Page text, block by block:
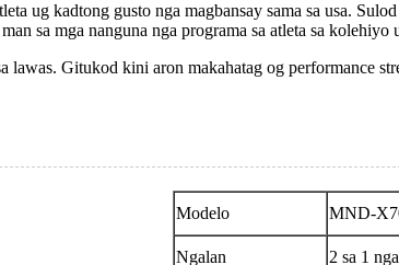
ug kadtong gusto nga magbansay sama sa usa.
sa mga nanguna nga programa sa atleta sa kolehiyo
Gitukod kini aron makahatag og performance
Modelo MND-
Ngalan 2 sa 1